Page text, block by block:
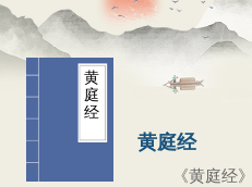
黄
庭
经
黄庭经
《黄庭经》